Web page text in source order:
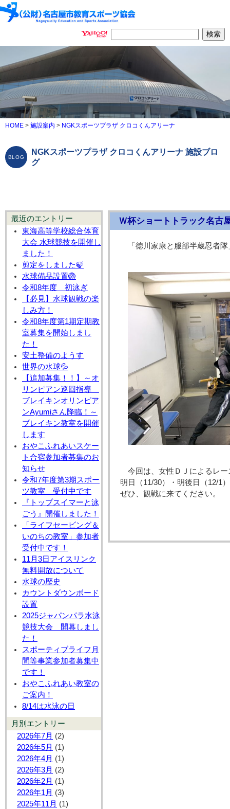
HOME > 施設案内 > NGKスポーツプラザ クロコくんアリーナ
NGKスポーツプラザ クロコくんアリーナ 施設ブロ
グ
最近のエントリー
東海高等学校総合体育
大会 水球競技を開催し
ました！
剪定をしました🍃
水球備品設置🏐
令和8年度 初泳ぎ
【必見】水球観戦の楽
しみ方！
令和8年度第1期定期教
室募集を開始しまし
た！
安土整備のようす
世界の水球💦
【追加募集！！】～オ
リンピアン巡回指導
ブレイキンオリンピア
ンAyumiさん降臨！～
ブレイキン教室を開催
します
おやこふれあいスケー
ト合宿参加者募集のお
知らせ
令和7年度第3期スポー
ツ教室 受付中です
『トップスイマーと泳
ごう』開催しました！
「ライフセービング＆
いのちの教室」参加者
受付中です！
11月3日アイスリンク
無料開放について
水球の歴史
カウントダウンボード
設置
2025ジャパンパラ水泳
競技大会 開幕しまし
た！
スポーティブライフ月
間等事業参加者募集中
です！
おやこふれあい教室の
ご案内！
8/14は水泳の日
月別エントリー
2026年7月 (2)
2026年5月 (1)
2026年4月 (1)
2026年3月 (2)
2026年2月 (1)
2026年1月 (3)
2025年11月 (1)
Ｗ杯ショートトラック名古
「徳川家康と服部半蔵忍者
今回は、女性ＤＪによるレ
明日（11/30）・明後日（12/1
ぜひ、観戦に来てください。